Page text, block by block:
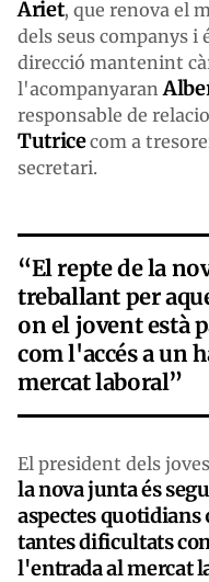
Ariet, que renova el
dels seus companys i
direcció mantenint
l'acompanyaran
responsable de
Tutricecom a
secretari.
“El repte de la
treballant per
on el jovent està
com l'accés a un
mercat laboral”
El president dels
la nova junta és
aspectes
tantes dificultats
l'entrada al mercat